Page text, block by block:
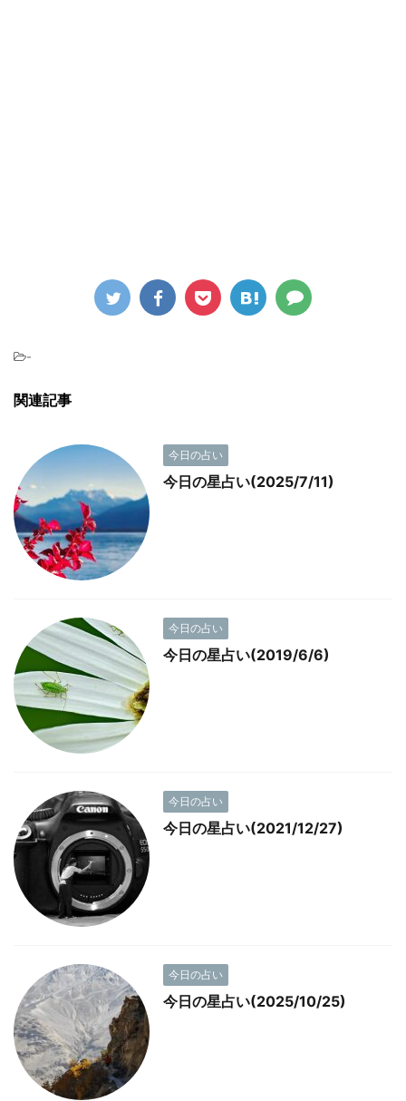
-
関連記事
今日の占い
今日の星占い(2025/7/11)
今日の占い
今日の星占い(2019/6/6)
今日の占い
今日の星占い(2021/12/27)
今日の占い
今日の星占い(2025/10/25)